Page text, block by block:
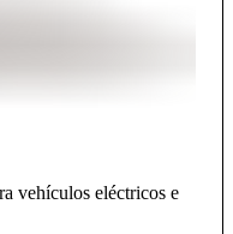
vehículos eléctricos e